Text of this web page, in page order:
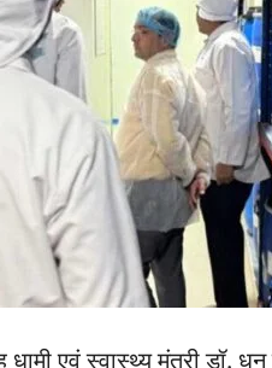
एवं स्वास्थ्य मंत्री डॉ. धन